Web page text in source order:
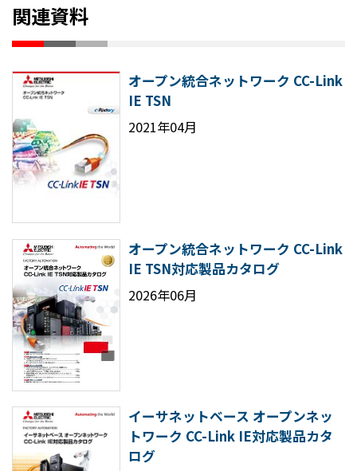
関連資料
オープン統合ネットワーク CC-Link
IE TSN
2021年04月
オープン統合ネットワーク CC-Link
IE TSN対応製品カタログ
2026年06月
イーサネットベース オープンネッ
トワーク CC-Link IE対応製品カタ
ログ